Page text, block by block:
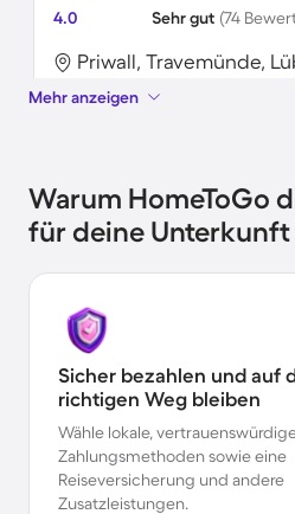
4.0
Sehr gut (74
Priwall, Travemünde,
Mehr anzeigen
Warum HomeToGo
für deine
Sicher bezahlen und auf
richtigen Weg bleiben
Wähle lokale,
Zahlungsmethoden sowie eine
Reiseversicherung und andere
Zusatzleistungen.